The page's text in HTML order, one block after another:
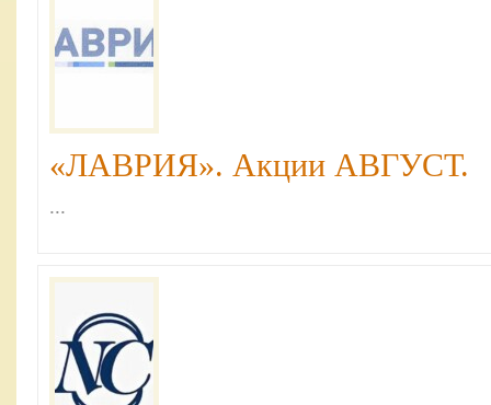
«ЛАВРИЯ». Акции АВГУСТ.
...